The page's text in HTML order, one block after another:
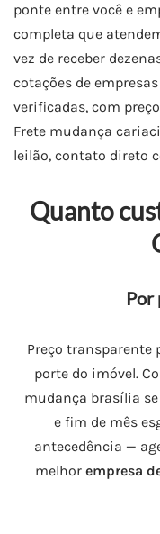
ponte entre você e
completa que
vez de receber
cotações de
verificadas, com
Frete mudança
leilão, contato direto
Quanto
Por
Preço transparente
porte do imóvel.
mudança brasília
e fim de mês
antecedência —
melhor empresa